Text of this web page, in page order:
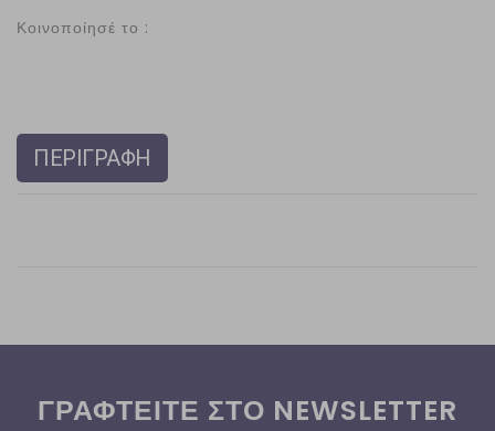
Κοινοποίησέ το :
ΠΕΡΙΓΡΑΦΗ
ΓΡΑΦΤΕΙΤΕ ΣΤΟ NEWSLETTER